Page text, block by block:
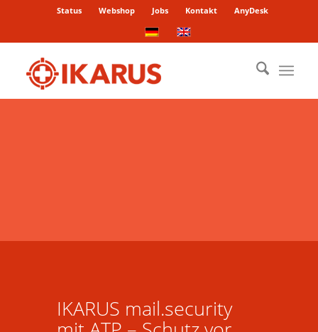
Status Webshop Jobs Kontakt AnyDesk
IKARUS mail.security